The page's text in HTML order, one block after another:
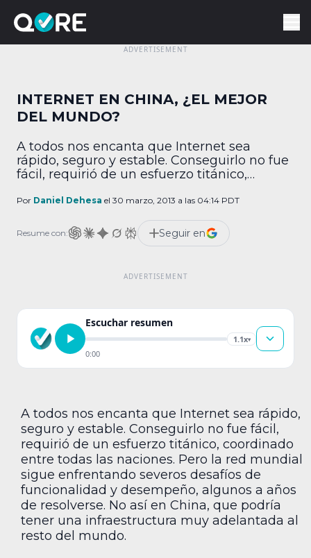
INTERNET EN CHINA, ¿EL MEJOR
DEL MUNDO?
A todos nos encanta que Internet sea
rápido, seguro y estable. Conseguirlo no fue
fácil, requirió de un esfuerzo titánico,
red mundial sigue enfrentando severos
algunos a años de resolverse. No así en
China, que podría tener una infraestructura
Por Daniel Dehesa el 30 marzo, 2013 a las 04:14 PDT
Resume con: Seguir en
Escuchar resumen
1.1x▾
0:00
A todos nos encanta que Internet sea rápido,
seguro y estable. Conseguirlo no fue fácil,
requirió de un esfuerzo titánico, coordinado
entre todas las naciones. Pero la red mundial
sigue enfrentando severos desafíos de
funcionalidad y desempeño, algunos a años
de resolverse. No así en China, que podría
tener una infraestructura muy adelantada al
resto del mundo.